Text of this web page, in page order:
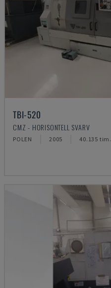
TBI-520
CMZ - HORISONTELL SVARV
POLEN 2005 40.135 tim.